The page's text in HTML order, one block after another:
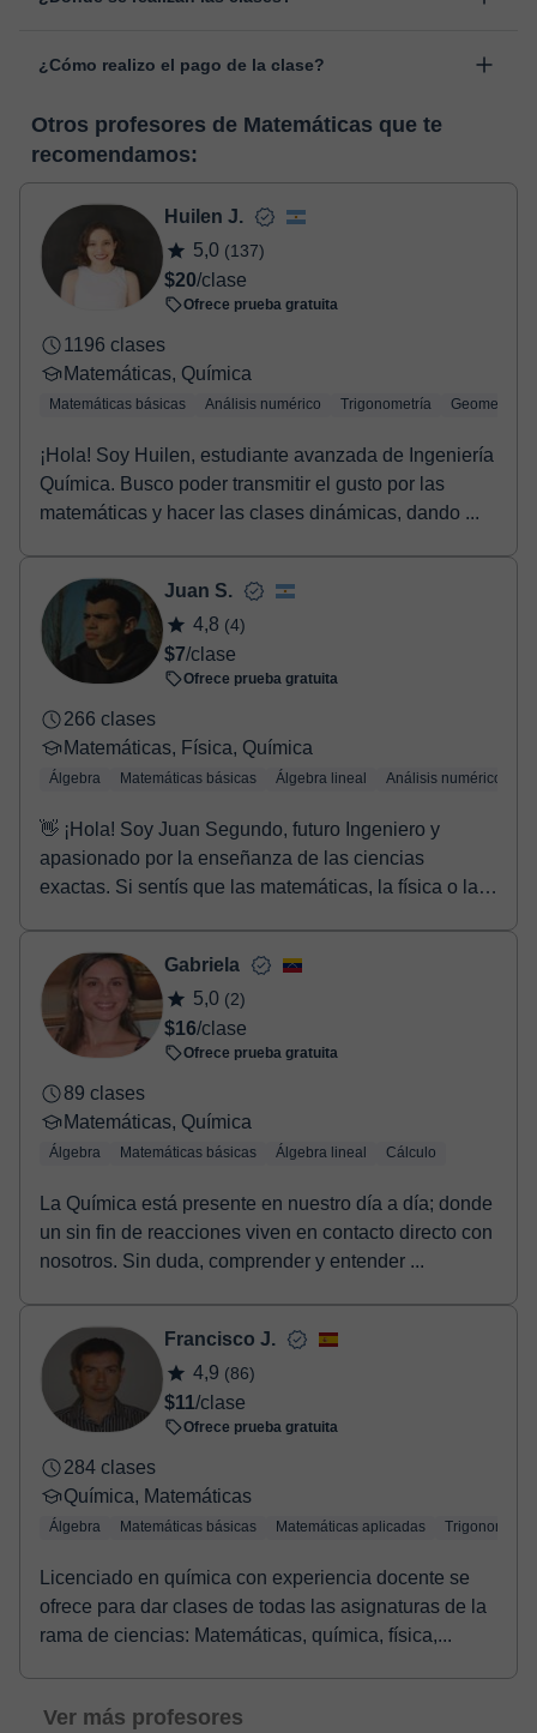
desarrollada para el ámbito formativo con muchas
pizarra virtual o el editor de textos a tiempo real. En el siguiente
enlace puedes ver una demo del aula y conocerla: Ver aula
virtual
¿Cómo realizo el pago de la clase?
horas, podrás realizar el pago mediante nuestro TPV virtual.
Tienes dos opciones para efectuar el pago:
- Tarjeta de crédito.
- Paypal.
Una vez realices el pago de la clase, recibirás un e-mail de
confirmación de la reserva.
Otros profesores de Matemáticas que te
recomendamos:
Huilen J.
5,0 (137)
$20/clase
Ofrece prueba gratuita
1196 clases
Matemáticas, Química
Matemáticas básicas Análisis numérico Trigonometría Geometría
¡Hola! Soy Huilen, estudiante avanzada de Ingeniería
Química. Busco poder transmitir el gusto por las
matemáticas y hacer las clases dinámicas, dando ...
Juan S.
4,8 (4)
$7/clase
Ofrece prueba gratuita
266 clases
Matemáticas, Física, Química
Álgebra Matemáticas básicas Álgebra lineal Análisis numérico
👋 ¡Hola! Soy Juan Segundo, futuro Ingeniero y
apasionado por la enseñanza de las ciencias
exactas. Si sentís que las matemáticas, la física o la
Gabriela
5,0 (2)
$16/clase
Ofrece prueba gratuita
89 clases
Matemáticas, Química
Álgebra Matemáticas básicas Álgebra lineal Cálculo
La Química está presente en nuestro día a día; donde
un sin fin de reacciones viven en contacto directo con
nosotros. Sin duda, comprender y entender ...
Francisco J.
4,9 (86)
$11/clase
Ofrece prueba gratuita
284 clases
Química, Matemáticas
Álgebra Matemáticas básicas Matemáticas aplicadas Trigonometría
Licenciado en química con experiencia docente se
ofrece para dar clases de todas las asignaturas de la
rama de ciencias: Matemáticas, química, física,...
Ver más profesores